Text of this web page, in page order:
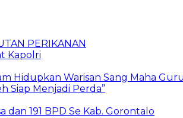
PERIKANAN
Kapolri
Hidupkan Warisan Sang Maha
Siap Menjadi Perda”
191 BPD Se Kab. Gorontalo